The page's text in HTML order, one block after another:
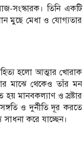
সংস্কারক। তিনি একটি
মুছে মেধা ও যোগ্যতার
হলো আত্মার খোরাক
মাঝে থেকেও তাঁর মন
মানবকল্যাণ ও স্রষ্টার
ও দুর্নীতি দূর করতে
করে যাচ্ছেন।